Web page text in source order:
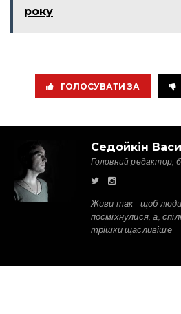
року
ГОЛОСУВАТИ ЗА
Седойкін
Головний редактор,
Живи так - щоб
посміхнулися, а,
трішки щасливіше